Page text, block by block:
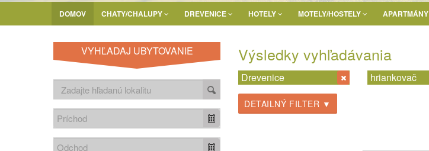
DOMOV CHATY/CHALUPY DREVENICE HOTELY MOTELY/HOSTELY APARTMÁNY
VYHĽADAJ UBYTOVANIE Výsledky vyhľadávania
Drevenice hriankovač
DETAILNÝ FILTER ▼